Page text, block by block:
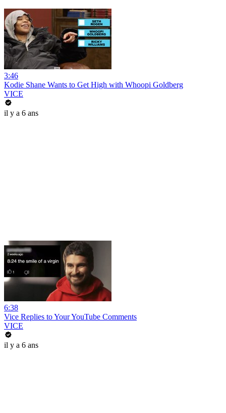
3:46
Kodie Shane Wants to Get High with Whoopi Goldberg
VICE
il y a 6 ans
6:38
Vice Replies to Your YouTube Comments
VICE
il y a 6 ans